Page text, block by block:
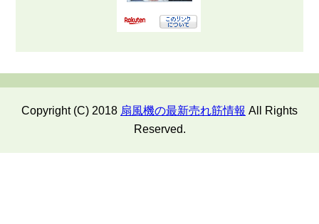
Copyright (C) 2018 扇風機の最新売れ筋情報 All Rights
Reserved.